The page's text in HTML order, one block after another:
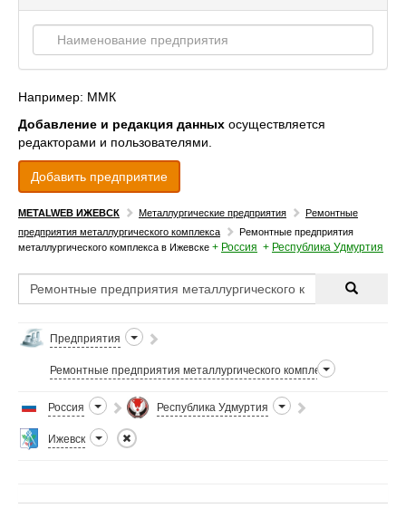
Например: ММК
Добавление и редакция данных осуществляется
редакторами и пользователями.
Добавить предприятие
METALWEB ИЖЕВСК Металлургические предприятия
Ремонтные
предприятия металлургического комплекса
Ремонтные предприятия
металлургического комплекса в Ижевске + Россия + Республика Удмуртия
Предприятия
Ремонтные предприятия металлургического комплекса
Россия Республика Удмуртия
Ижевск